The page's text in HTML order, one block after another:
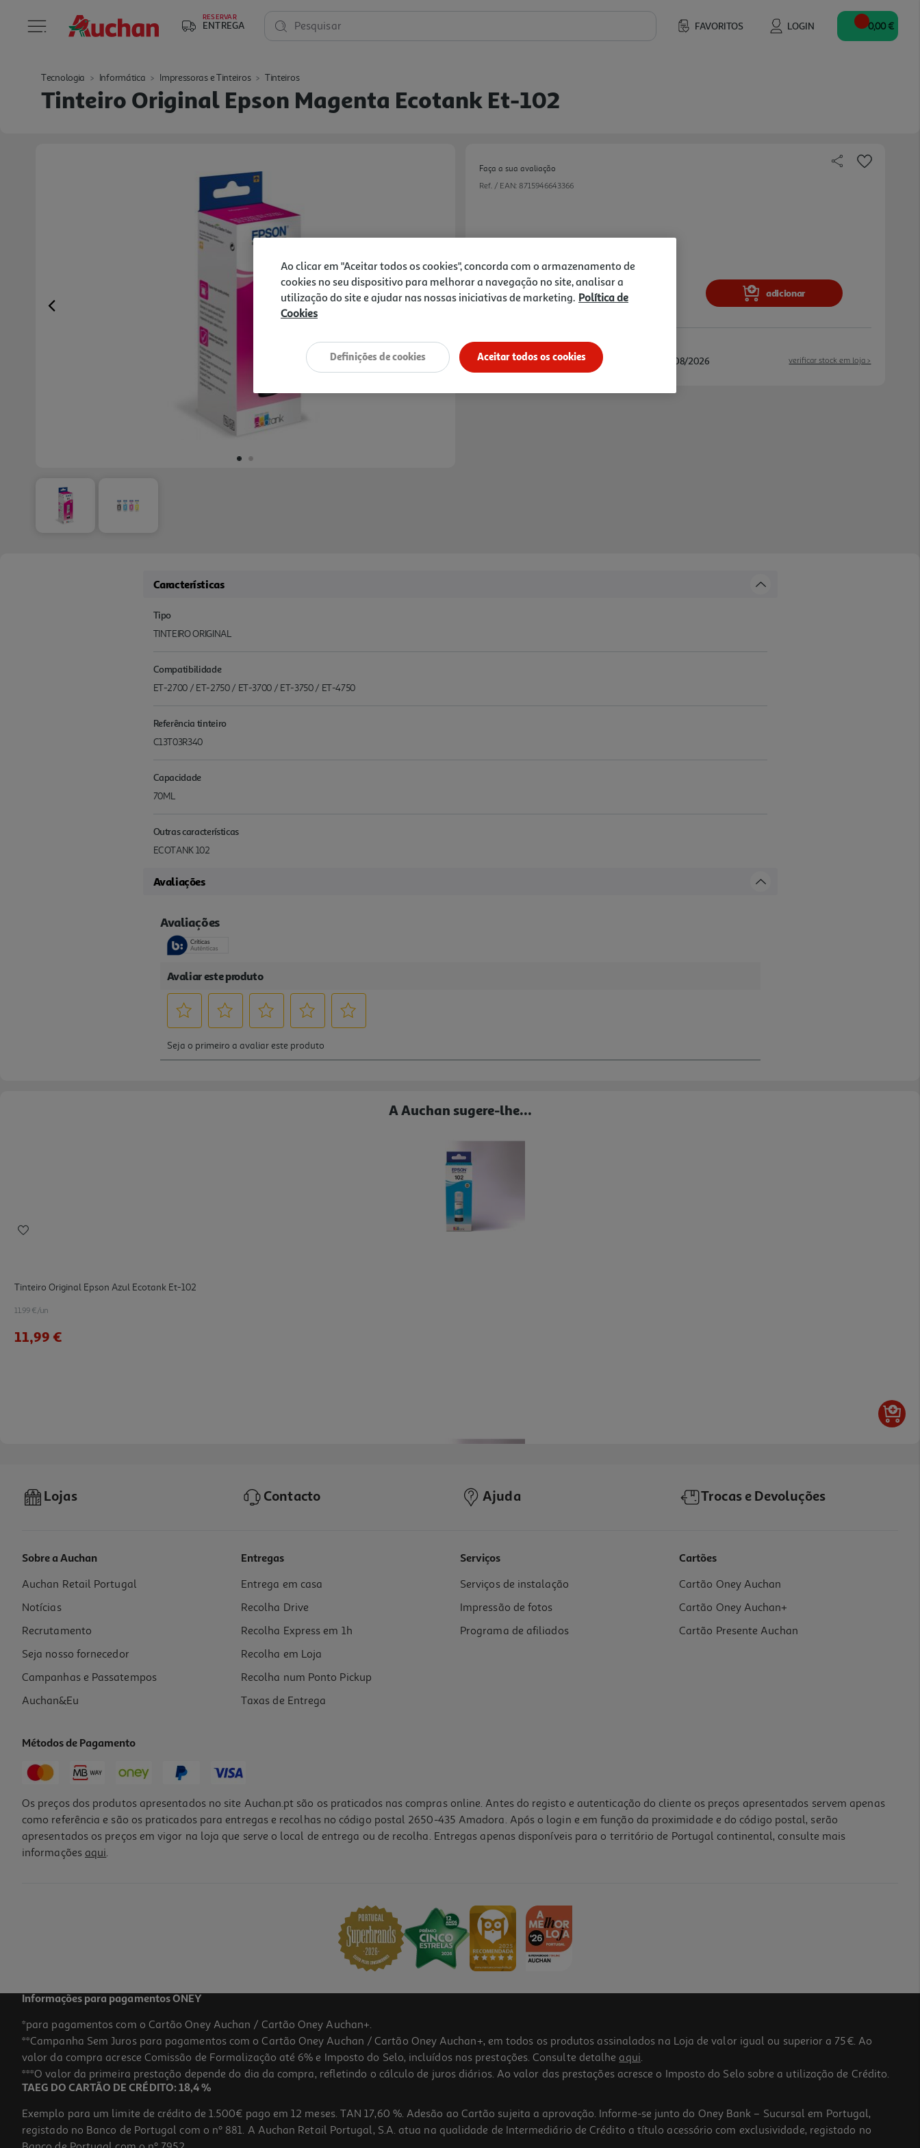
RESERVAR
ENTREGA FAVORITOS LOGIN
Pesquisar 0,00 €
Tecnologia Informática Impressoras e Tinteiros Tinteiros
Tinteiro Original Epson Magenta Ecotank Et-102
Previous
Faça a sua avaliação
Ref. / EAN: 8715946643366
adicionar
verificar stock em loja >
Entrega estimada entre 12/08/2026 e 13/08/2026
Características
Tipo
TINTEIRO ORIGINAL
Compatibilidade
ET-2700 / ET-2750 / ET-3700 / ET-3750 / ET-4750
Referência tinteiro
C13T03R340
Capacidade
70ML
Outras características
ECOTANK 102
Avaliações
A Auchan sugere-lhe...
Tinteiro Original Epson Azul Ecotank Et-102
11.99 €/un
11,99 €
Tinteiro Original Epson Preto Ecotank Et-102
18.99 €/un
18,99 €
Lojas Contacto Ajuda Trocas e Devoluções
Sobre a Auchan
Auchan Retail Portugal
Notícias
Recrutamento
Seja nosso fornecedor
Campanhas e Passatempos
Auchan&Eu
Entregas
Entrega em casa
Recolha Drive
Recolha Express em 1h
Recolha em Loja
Recolha num Ponto Pickup
Taxas de Entrega
Serviços
Serviços de instalação
Impressão de fotos
Programa de afiliados
Cartões
Cartão Oney Auchan
Cartão Oney Auchan+
Cartão Presente Auchan
Métodos de Pagamento
Os preços dos produtos apresentados no site Auchan.pt são os praticados nas compras online. Antes do registo e autenticação do cliente os preços apresentados servem apenas
como referência e são os praticados para entregas e recolhas no código postal 2650-435 Amadora. Após o login e em função da proximidade e do código postal, serão
apresentados os preços em vigor na loja que serve o local de entrega ou de recolha. Entregas apenas disponíveis para o território de Portugal continental, consulte mais
informações aqui.
Informações para pagamentos ONEY
*para pagamentos com o Cartão Oney Auchan / Cartão Oney Auchan+.
**Campanha Sem Juros para pagamentos com o Cartão Oney Auchan / Cartão Oney Auchan+, em todos os produtos assinalados na Loja de valor igual ou superior a 75€. Ao
valor da compra acresce Comissão de Formalização até 6% e Imposto do Selo, incluídos nas prestações. Consulte detalhe aqui.
***O valor da primeira prestação depende do dia da compra, refletindo o cálculo de juros diários. Ao valor das prestações acresce o Imposto do Selo sobre a utilização de Crédito.
TAEG DO CARTÃO DE CRÉDITO: 18,4 %
Exemplo para um limite de crédito de 1.500€ pago em 12 meses. TAN 17,60 %. Adesão ao Cartão sujeita a aprovação. Informe-se junto do Oney Bank – Sucursal em Portugal,
registado no Banco de Portugal com o nº 881. A Auchan Retail Portugal, S.A. atua na qualidade de Intermediário de Crédito a título acessório com exclusividade, registado no
Ao clicar em "Aceitar todos os cookies", concorda com o armazenamento de
cookies no seu dispositivo para melhorar a navegação no site, analisar a
utilização do site e ajudar nas nossas iniciativas de marketing. Política de
Cookies
Aceitar todos os cookies
Definições de cookies